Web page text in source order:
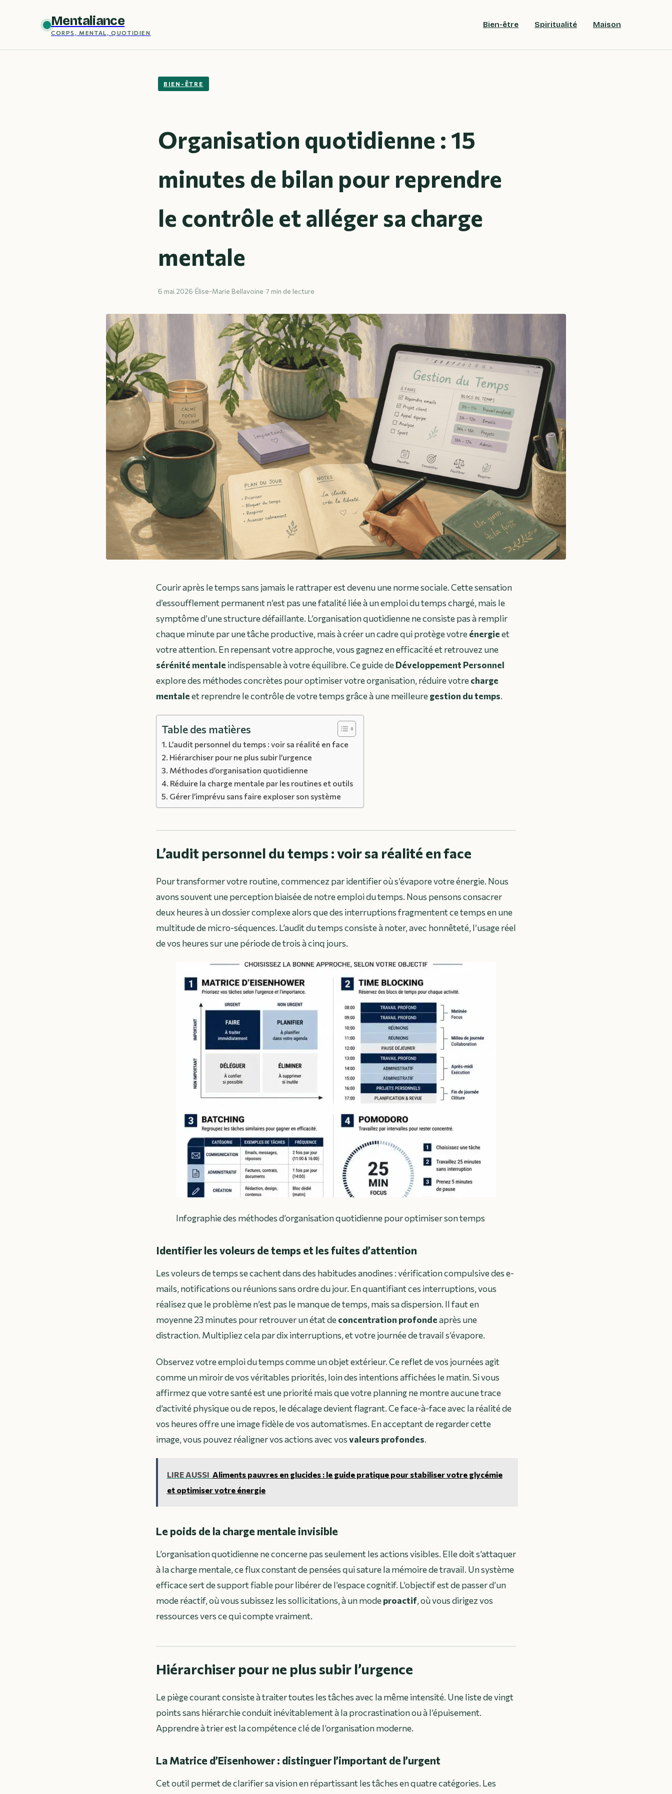
Mentaliance
CORPS, MENTAL, QUOTIDIEN
Bien-être Spiritualité Maison
BIEN-ÊTRE
Organisation quotidienne : 15
minutes de bilan pour reprendre
le contrôle et alléger sa charge
mentale
6 mai 2026·Élise-Marie Bellavoine·7 min de lecture
Courir après le temps sans jamais le rattraper est devenu une norme sociale. Cette sensation
d’essoufflement permanent n’est pas une fatalité liée à un emploi du temps chargé, mais le
symptôme d’une structure défaillante. L’organisation quotidienne ne consiste pas à remplir
chaque minute par une tâche productive, mais à créer un cadre qui protège votreénergieet
votre attention. En repensant votre approche, vous gagnez en efficacité et retrouvez une
sérénité mentale indispensable à votre équilibre. Ce guide deDéveloppement Personnel
explore des méthodes concrètes pour optimiser votre organisation, réduire votrecharge
mentaleet reprendre le contrôle de votre temps grâce à une meilleuregestion du temps.
Table des matières
L’audit personnel du temps : voir sa réalité en face
Hiérarchiser pour ne plus subir l’urgence
Méthodes d’organisation quotidienne
Réduire la charge mentale par les routines et outils
Gérer l’imprévu sans faire exploser son système
L’audit personnel du temps : voir sa réalité en face
Pour transformer votre routine, commencez par identifier où s’évapore votre énergie. Nous
avons souvent une perception biaisée de notre emploi du temps. Nous pensons consacrer
deux heures à un dossier complexe alors que des interruptions fragmentent ce temps en une
multitude de micro-séquences. L’audit du temps consiste à noter, avec honnêteté, l’usage réel
de vos heures sur une période de trois à cinq jours.
Infographie des méthodes d’organisation quotidienne pour optimiser son temps
Identifier les voleurs de temps et les fuites d’attention
Les voleurs de temps se cachent dans des habitudes anodines : vérification compulsive des e-
mails, notifications ou réunions sans ordre du jour. En quantifiant ces interruptions, vous
réalisez que le problème n’est pas le manque de temps, mais sa dispersion. Il faut en
moyenne 23 minutes pour retrouver un état deconcentration profondeaprès une
distraction. Multipliez cela par dix interruptions, et votre journée de travail s’évapore.
Observez votre emploi du temps comme un objet extérieur. Ce reflet de vos journées agit
comme un miroir de vos véritables priorités, loin des intentions affichées le matin. Si vous
affirmez que votre santé est une priorité mais que votre planning ne montre aucune trace
d’activité physique ou de repos, le décalage devient flagrant. Ce face-à-face avec la réalité de
vos heures offre une image fidèle de vos automatismes. En acceptant de regarder cette
image, vous pouvez réaligner vos actions avec vosvaleurs profondes.
LIRE AUSSI Aliments pauvres en glucides : le guide pratique pour stabiliser votre glycémie
et optimiser votre énergie
Le poids de la charge mentale invisible
L’organisation quotidienne ne concerne pas seulement les actions visibles. Elle doit s’attaquer
à la charge mentale, ce flux constant de pensées qui sature la mémoire de travail. Un système
efficace sert de support fiable pour libérer de l’espace cognitif. L’objectif est de passer d’un
mode réactif, où vous subissez les sollicitations, à un modeproactif, où vous dirigez vos
ressources vers ce qui compte vraiment.
Hiérarchiser pour ne plus subir l’urgence
Le piège courant consiste à traiter toutes les tâches avec la même intensité. Une liste de vingt
points sans hiérarchie conduit inévitablement à la procrastination ou à l’épuisement.
Apprendre à trier est la compétence clé de l’organisation moderne.
La Matrice d’Eisenhower : distinguer l’important de l’urgent
Cet outil permet de clarifier sa vision en répartissant les tâches en quatre catégories. Les